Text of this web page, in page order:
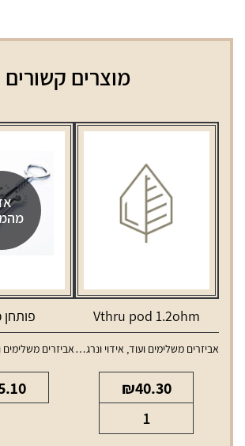
מוצרים קשורים
Vthru pod 1.2ohm
אביזרים משלימים ועוד, אידוי ונרגילות ,טנקים ופודים
₪40.30
של
פותחן
אביזרים משלימים